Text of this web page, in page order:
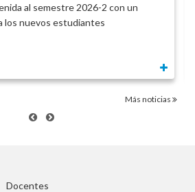
al semestre 2026-2 con un
los nuevos estudiantes
Más noticias
Docentes